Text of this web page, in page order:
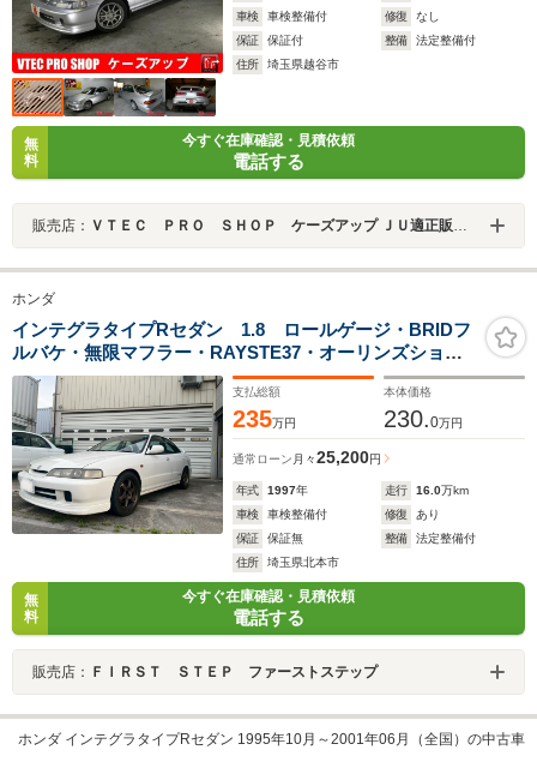
車検
車検整備付 修復
なし
保証
保証付 整備
法定整備付
住所
埼玉県越谷市
無
料
今すぐ在庫確認・見積依頼
電話する
販売店： ＶＴＥＣ ＰＲＯ ＳＨＯＰ ケーズアップ ＪＵ適正販売店
ホンダ
インテグラタイプRセダン 1.8 ロールゲージ・BRIDフ
ルバケ・無限マフラー・RAYSTE37・オーリンズショッ
ク・クスコLSD1way
支払総額
235万円
本体価格
230.0万円
通常ローン 月々25,200円
年式 1997年 走行 16.0万km
車検
車検整備付 修復
あり
保証
保証無 整備
法定整備付
住所
埼玉県北本市
無
料
今すぐ在庫確認・見積依頼
電話する
販売店： ＦＩＲＳＴ ＳＴＥＰ ファーストステップ
ホンダ インテグラタイプRセダン 1995年10月～2001年06月（全国）の中古車